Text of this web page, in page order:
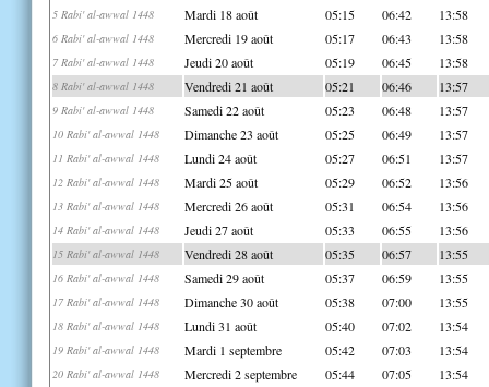
5 Rabi' al-awwal 1448 Mardi 18 août 05:15 06:42 13:58
6 Rabi' al-awwal 1448 Mercredi 19 août 05:17 06:43 13:58
7 Rabi' al-awwal 1448 Jeudi 20 août 05:19 06:45 13:58
8 Rabi' al-awwal 1448 Vendredi 21 août 05:21 06:46 13:57
9 Rabi' al-awwal 1448 Samedi 22 août 05:23 06:48 13:57
10 Rabi' al-awwal 1448 Dimanche 23 août 05:25 06:49 13:57
11 Rabi' al-awwal 1448 Lundi 24 août 05:27 06:51 13:57
12 Rabi' al-awwal 1448 Mardi 25 août 05:29 06:52 13:56
13 Rabi' al-awwal 1448 Mercredi 26 août 05:31 06:54 13:56
14 Rabi' al-awwal 1448 Jeudi 27 août 05:33 06:55 13:56
15 Rabi' al-awwal 1448 Vendredi 28 août 05:35 06:57 13:55
16 Rabi' al-awwal 1448 Samedi 29 août 05:37 06:59 13:55
17 Rabi' al-awwal 1448 Dimanche 30 août 05:38 07:00 13:55
18 Rabi' al-awwal 1448 Lundi 31 août 05:40 07:02 13:54
19 Rabi' al-awwal 1448 Mardi 1 septembre 05:42 07:03 13:54
20 Rabi' al-awwal 1448 Mercredi 2 septembre 05:44 07:05 13:54